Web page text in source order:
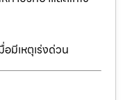
มีเหตุเร่งด่วน